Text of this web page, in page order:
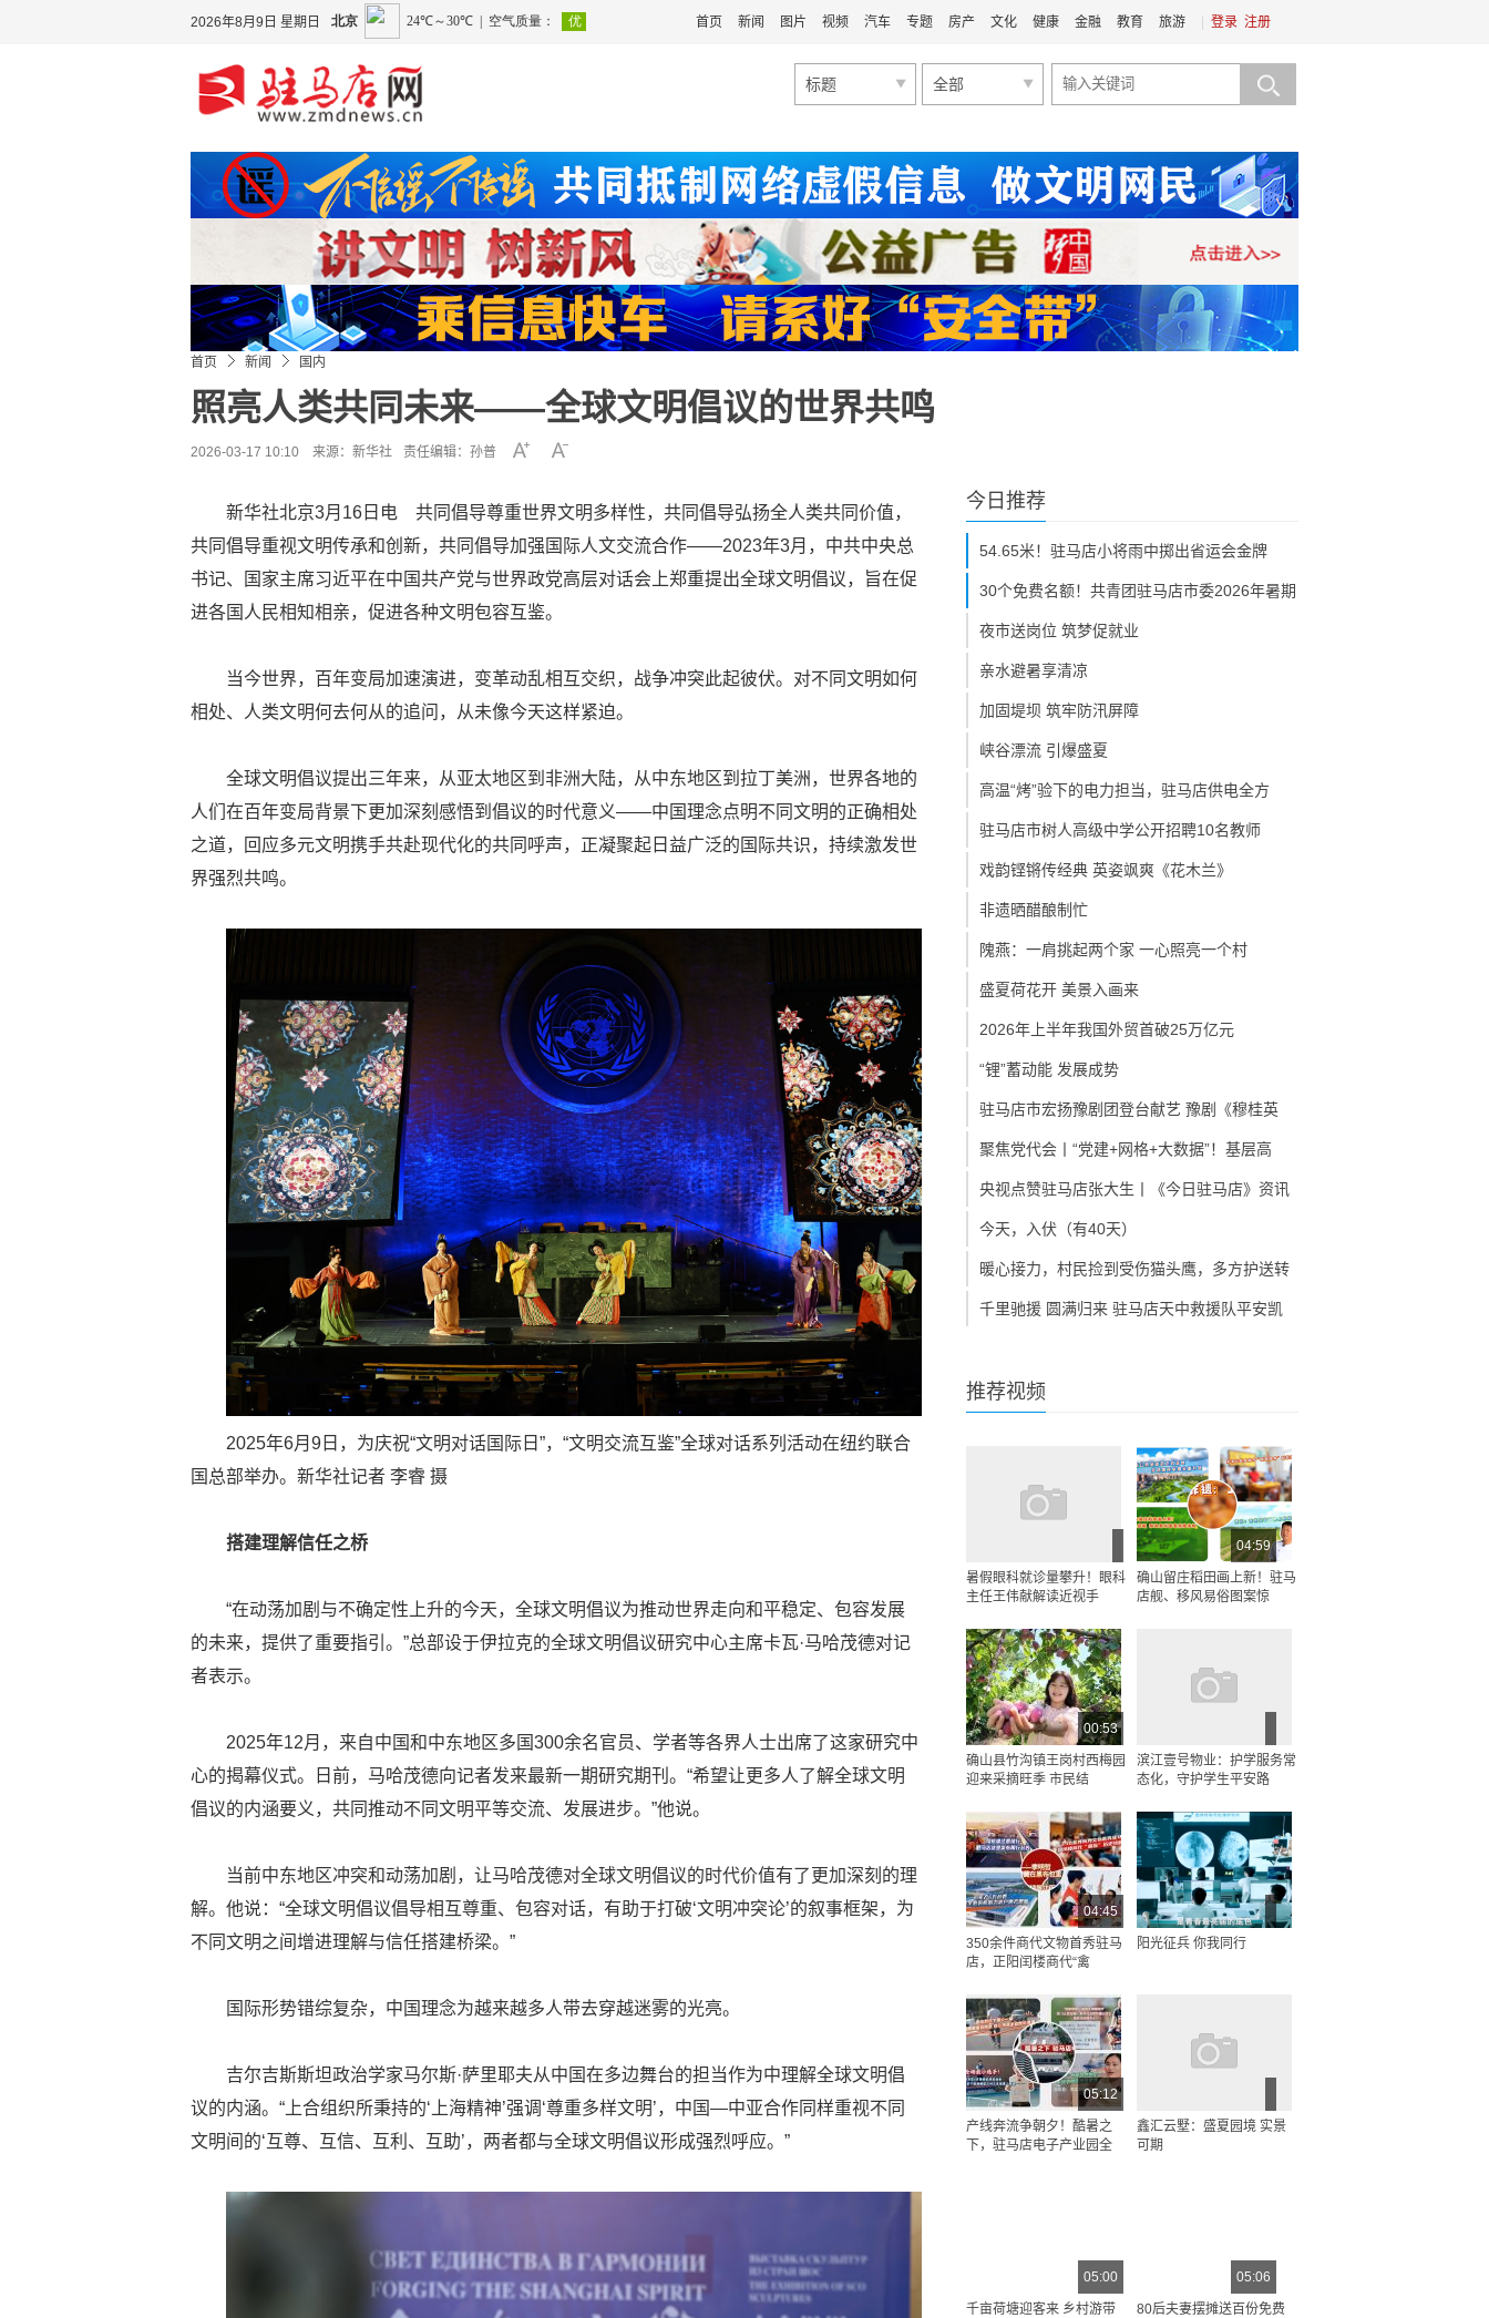
2026年8月9日 星期日 登录 注册
首页 新闻 图片 视频 汽车 专题 房产 文化 健康 金融 教育 旅游
标题 全部
首页 新闻 国内
照亮人类共同未来——全球文明倡议的世界共鸣
2026-03-17 10:10 来源： 新华社 责任编辑：孙普
新华社北京3月16日电 共同倡导尊重世界文明多样性，共同倡导弘扬全人类共同价值，
共同倡导重视文明传承和创新，共同倡导加强国际人文交流合作——2023年3月，中共中央总
书记、国家主席习近平在中国共产党与世界政党高层对话会上郑重提出全球文明倡议，旨在促
进各国人民相知相亲，促进各种文明包容互鉴。
当今世界，百年变局加速演进，变革动乱相互交织，战争冲突此起彼伏。对不同文明如何
相处、人类文明何去何从的追问，从未像今天这样紧迫。
全球文明倡议提出三年来，从亚太地区到非洲大陆，从中东地区到拉丁美洲，世界各地的
人们在百年变局背景下更加深刻感悟到倡议的时代意义——中国理念点明不同文明的正确相处
之道，回应多元文明携手共赴现代化的共同呼声，正凝聚起日益广泛的国际共识，持续激发世
界强烈共鸣。
2025年6月9日，为庆祝“文明对话国际日”，“文明交流互鉴”全球对话系列活动在纽约联合
国总部举办。新华社记者 李睿 摄
搭建理解信任之桥
“在动荡加剧与不确定性上升的今天，全球文明倡议为推动世界走向和平稳定、包容发展
的未来，提供了重要指引。”总部设于伊拉克的全球文明倡议研究中心主席卡瓦·马哈茂德对记
者表示。
2025年12月，来自中国和中东地区多国300余名官员、学者等各界人士出席了这家研究中
心的揭幕仪式。日前，马哈茂德向记者发来最新一期研究期刊。“希望让更多人了解全球文明
倡议的内涵要义，共同推动不同文明平等交流、发展进步。”他说。
当前中东地区冲突和动荡加剧，让马哈茂德对全球文明倡议的时代价值有了更加深刻的理
解。他说：“全球文明倡议倡导相互尊重、包容对话，有助于打破‘文明冲突论’的叙事框架，为
不同文明之间增进理解与信任搭建桥梁。”
国际形势错综复杂，中国理念为越来越多人带去穿越迷雾的光亮。
吉尔吉斯斯坦政治学家马尔斯·萨里耶夫从中国在多边舞台的担当作为中理解全球文明倡
议的内涵。“上合组织所秉持的‘上海精神’强调‘尊重多样文明’，中国—中亚合作同样重视不同
文明间的‘互尊、互信、互利、互助’，两者都与全球文明倡议形成强烈呼应。”
今日推荐
54.65米！驻马店小将雨中掷出省运会金牌
30个免费名额！共青团驻马店市委2026年暑期
夜市送岗位 筑梦促就业
亲水避暑享清凉
加固堤坝 筑牢防汛屏障
峡谷漂流 引爆盛夏
高温“烤”验下的电力担当，驻马店供电全方
驻马店市树人高级中学公开招聘10名教师
戏韵铿锵传经典 英姿飒爽《花木兰》
非遗晒醋酿制忙
隗燕：一肩挑起两个家 一心照亮一个村
盛夏荷花开 美景入画来
2026年上半年我国外贸首破25万亿元
“锂”蓄动能 发展成势
驻马店市宏扬豫剧团登台献艺 豫剧《穆桂英
聚焦党代会丨“党建+网格+大数据”！基层高
央视点赞驻马店张大生丨《今日驻马店》资讯
今天，入伏（有40天）
暖心接力，村民捡到受伤猫头鹰，多方护送转
千里驰援 圆满归来 驻马店天中救援队平安凯
推荐视频
暑假眼科就诊量攀升！眼科
主任王伟献解读近视手
04:59
确山留庄稻田画上新！驻马
店舰、移风易俗图案惊
00:53
确山县竹沟镇王岗村西梅园
迎来采摘旺季 市民结
滨江壹号物业：护学服务常
态化，守护学生平安路
04:45
350余件商代文物首秀驻马
店，正阳闰楼商代“禽
阳光征兵 你我同行
05:12
产线奔流争朝夕！酷暑之
下，驻马店电子产业园全
鑫汇云墅：盛夏园境 实景
可期
05:00
千亩荷塘迎客来 乡村游带
05:06
80后夫妻摆摊送百份免费